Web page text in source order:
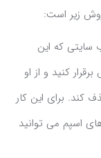
زیر است:
سایتی که این
کنید و از او
کند. برای این کار
اسپم می توانید